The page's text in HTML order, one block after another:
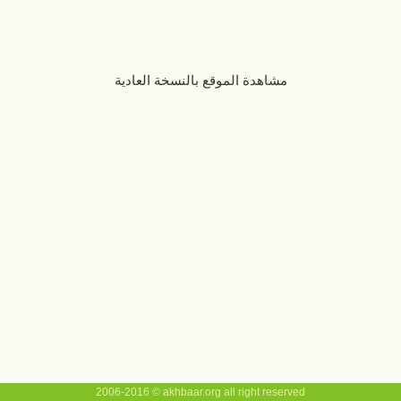
مشاهدة الموقع بالنسخة العادية
2006-2016 © akhbaar.org all right reserved